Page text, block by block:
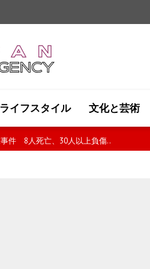
ライフスタイル 文化と芸術
件 8人死亡、30人以上負傷..